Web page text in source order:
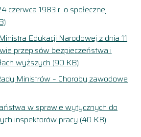
czerwca 1983 r. o społecznej
Edukacji Narodowej z dnia 11
przepisów bezpieczeństwa i
wyższych (90 KB)
Ministrów – Choroby zawodowe
w sprawie wytycznych do
inspektorów pracy (40 KB)